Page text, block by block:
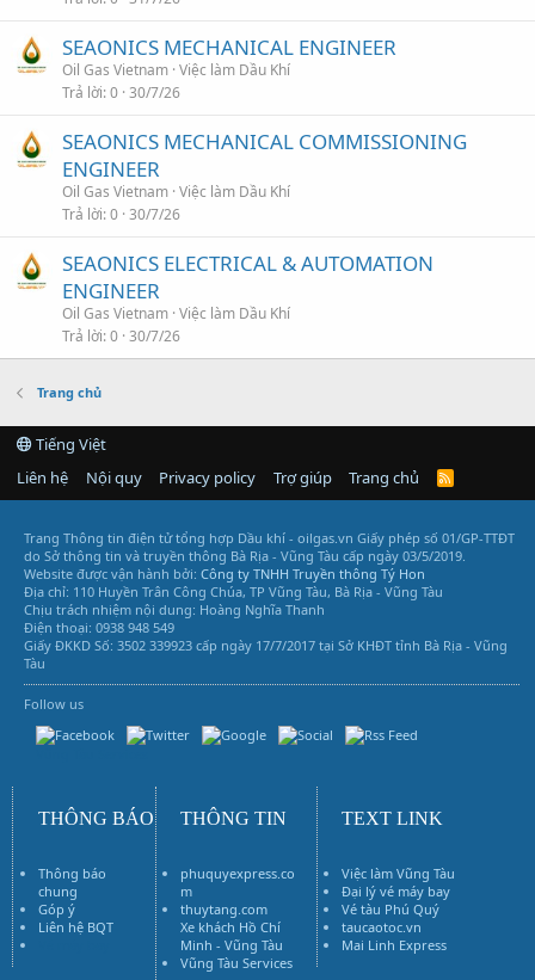
SEAONICS MECHANICAL ENGINEER
Oil Gas Vietnam Việc làm Dầu Khí
Trả lời 0 30/7/26
SEAONICS MECHANICAL COMMISSIONING
ENGINEER
Oil Gas Vietnam Việc làm Dầu Khí
Trả lời 0 30/7/26
SEAONICS ELECTRICAL & AUTOMATION
ENGINEER
Oil Gas Vietnam Việc làm Dầu Khí
Trả lời 0 30/7/26
Trang chủ
Tiếng Việt
Liên hệ
Nội quy Privacy policy Trợ giúp Trang chủ
R
Trang Thông tin điện tử tổng hợp Dầu khí - oilgas.vn Giấy phép số 01/GP-TTĐT
do Sở thông tin và truyền thông Bà Rịa - Vũng Tàu cấp ngày 03/5/2019.
Website được vận hành bởi: Công ty TNHH Truyền thông Tý Hon
Địa chỉ: 110 Huyền Trân Công Chúa, TP Vũng Tàu, Bà Rịa - Vũng Tàu
Chịu trách nhiệm nội dung: Hoàng Nghĩa Thanh
Điện thoại: 0938 948 549
Giấy ĐKKD Số: 3502 339923 cấp ngày 17/7/2017 tại Sở KHĐT tỉnh Bà Rịa - Vũng
Tàu
Follow us
THÔNG BÁO
Thông báo
chung
Góp ý
Liên hệ BQT
THÔNG TIN
phuquyexpress.co
m
thuytang.com
Xe khách Hồ Chí
Minh - Vũng Tàu
Vũng Tàu Services
TEXT LINK
Việc làm Vũng Tàu
Đại lý vé máy bay
Vé tàu Phú Quý
taucaotoc.vn
Mai Linh Express